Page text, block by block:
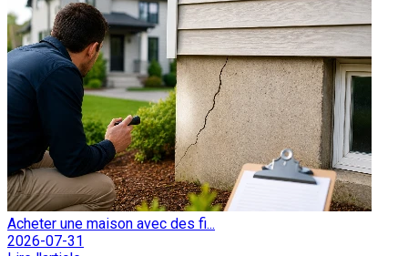
Acheter une maison avec des fi...
2026-07-31